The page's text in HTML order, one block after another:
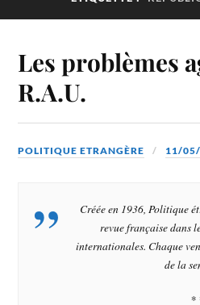
Les problèmes
R.A.U.
POLITIQUE ETRANGÈRE 11/
Créée en 1936, Politique
revue française dans
internationales. Chaque
de la
*